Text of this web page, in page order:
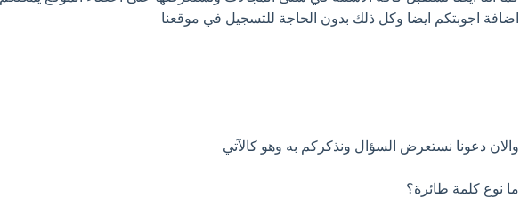
اضافة اجوبتكم ايضا وكل ذلك بدون الحاجة للتسجيل في موقعنا
والان دعونا نستعرض السؤال ونذكركم به وهو كالآتي
ما نوع كلمة طائرة؟